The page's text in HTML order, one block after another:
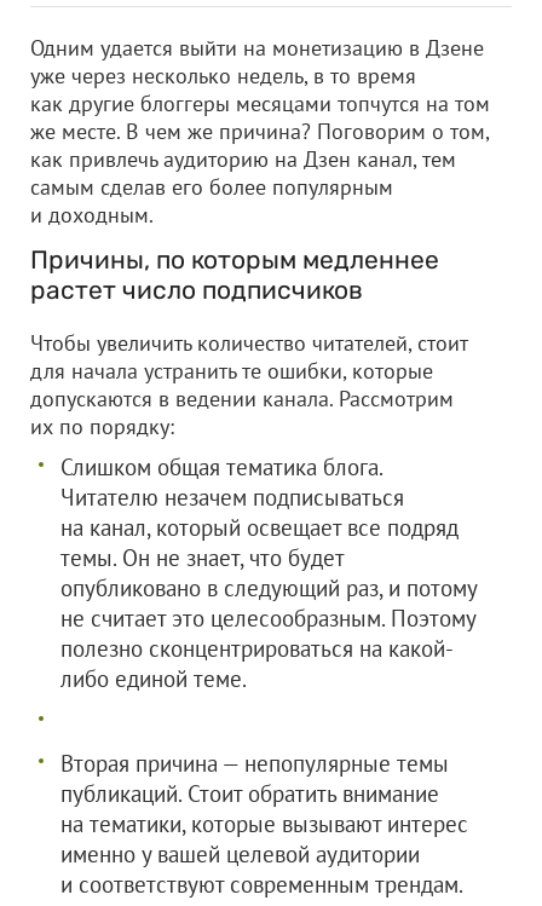
Одним удается выйти на монетизацию в Дзене
уже через несколько недель, в то время
как другие блоггеры месяцами топчутся на том
же месте. В чем же причина? Поговорим о том,
как привлечь аудиторию на Дзен канал, тем
самым сделав его более популярным
и доходным.
Причины, по которым медленнее
растет число подписчиков
Чтобы увеличить количество читателей, стоит
для начала устранить те ошибки, которые
допускаются в ведении канала. Рассмотрим
их по порядку:
Слишком общая тематика блога.
Читателю незачем подписываться
на канал, который освещает все подряд
темы. Он не знает, что будет
опубликовано в следующий раз, и потому
не считает это целесообразным. Поэтому
полезно сконцентрироваться на какой-
либо единой теме.
Вторая причина — непопулярные темы
публикаций. Стоит обратить внимание
на тематики, которые вызывают интерес
именно у вашей целевой аудитории
и соответствуют современным трендам.